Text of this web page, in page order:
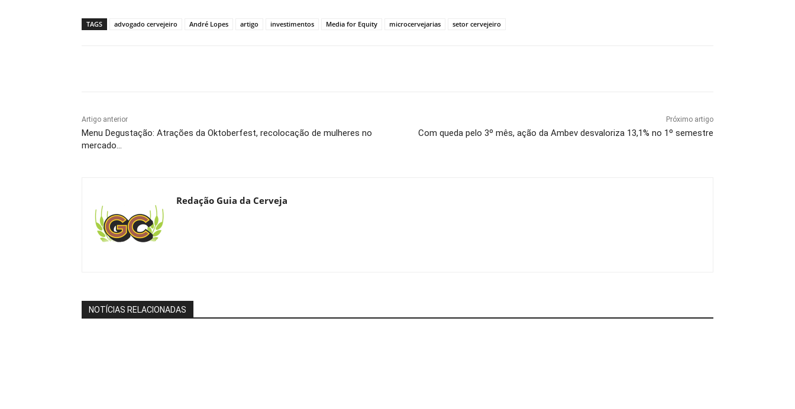
TAGS advogado cervejeiro André Lopes artigo investimentos Media for Equity microcervejarias setor cervejeiro
Artigo anterior
Menu Degustação: Atrações da Oktoberfest, recolocação de mulheres no
mercado…
Próximo artigo
Com queda pelo 3º mês, ação da Ambev desvaloriza 13,1% no 1º semestre
Redação Guia da Cerveja
NOTÍCIAS RELACIONADAS